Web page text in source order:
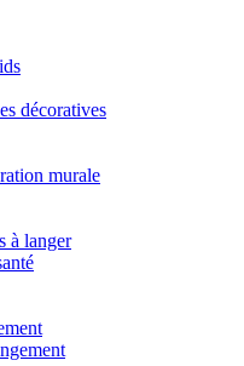
décoratives
murale
à langer